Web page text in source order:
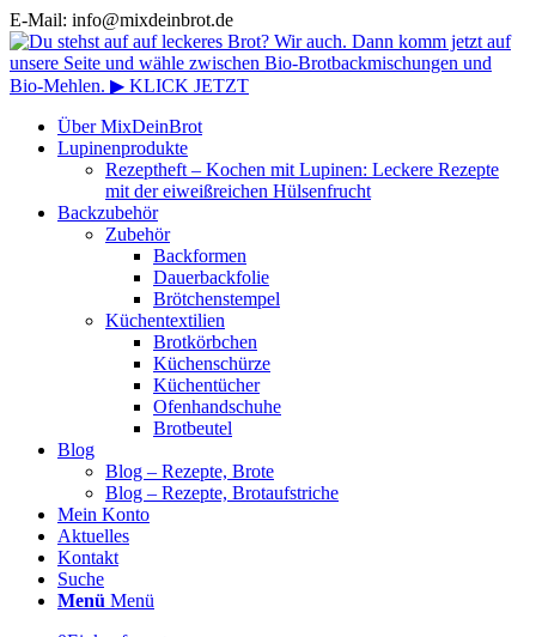
E-Mail: info@mixdeinbrot.de
Über MixDeinBrot
Lupinenprodukte
Rezeptheft – Kochen mit Lupinen: Leckere Rezepte
mit der eiweißreichen Hülsenfrucht
Backzubehör
Zubehör
Backformen
Dauerbackfolie
Brötchenstempel
Küchentextilien
Brotkörbchen
Küchenschürze
Küchentücher
Ofenhandschuhe
Brotbeutel
Blog
Blog – Rezepte, Brote
Blog – Rezepte, Brotaufstriche
Mein Konto
Aktuelles
Kontakt
Suche
Menü Menü